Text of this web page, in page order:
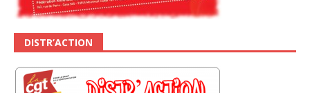
DISTR’ACTION